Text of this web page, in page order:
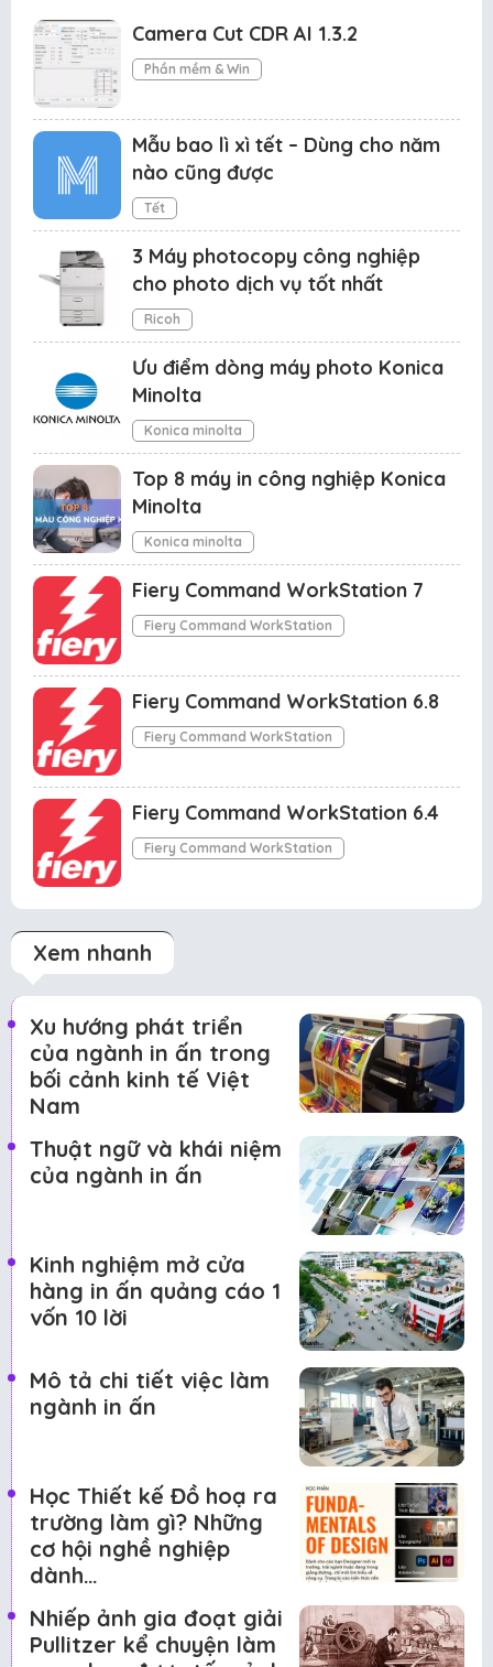
Camera Cut CDR AI 1.3.2
Phần mềm & Win
Mẫu bao lì xì tết – Dùng cho năm
nào cũng được
Tết
3 Máy photocopy công nghiệp
cho photo dịch vụ tốt nhất
Ricoh
Ưu điểm dòng máy photo Konica
Minolta
Konica minolta
Top 8 máy in công nghiệp Konica
Minolta
Konica minolta
Fiery Command WorkStation 7
Fiery Command WorkStation
Fiery Command WorkStation 6.8
Fiery Command WorkStation
Fiery Command WorkStation 6.4
Fiery Command WorkStation
Xem nhanh
Xu hướng phát triển
của ngành in ấn trong
bối cảnh kinh tế Việt
Nam
Thuật ngữ và khái niệm
của ngành in ấn
Kinh nghiệm mở cửa
hàng in ấn quảng cáo 1
vốn 10 lời
Mô tả chi tiết việc làm
ngành in ấn
Học Thiết kế Đồ hoạ ra
trường làm gì? Những
cơ hội nghề nghiệp
dành…
Nhiếp ảnh gia đoạt giải
Pullitzer kể chuyện làm